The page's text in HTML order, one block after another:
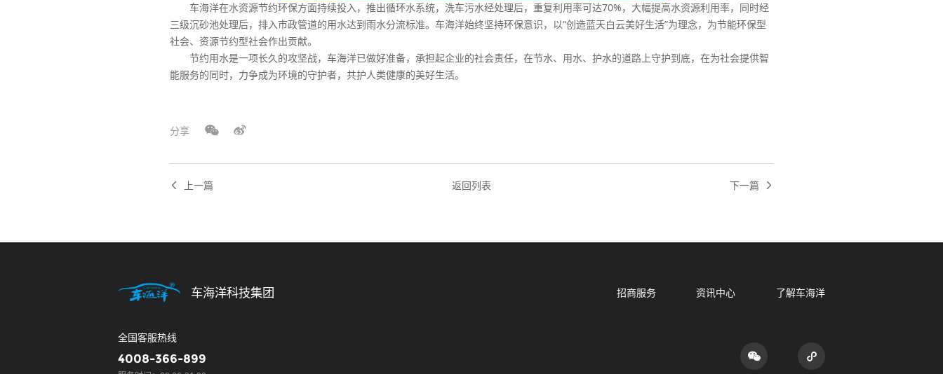
车海洋在水资源节约环保方面持续投入，推出循环水系统，洗车污水经处理后，重复利用率可达70%，大幅提高水资源利用率，同时经
三级沉砂池处理后，排入市政管道的用水达到雨水分流标准。车海洋始终坚持环保意识，以“创造蓝天白云美好生活”为理念，为节能环保型
社会、资源节约型社会作出贡献。
节约用水是一项长久的攻坚战，车海洋已做好准备，承担起企业的社会责任，在节水、用水、护水的道路上守护到底，在为社会提供智
能服务的同时，力争成为环境的守护者，共护人类健康的美好生活。
分享
上一篇 返回列表 下一篇
车海洋科技集团 招商服务 资讯中心 了解车海洋
全国客服热线
4008-366-899